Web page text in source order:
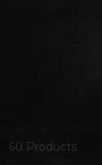
60 Products